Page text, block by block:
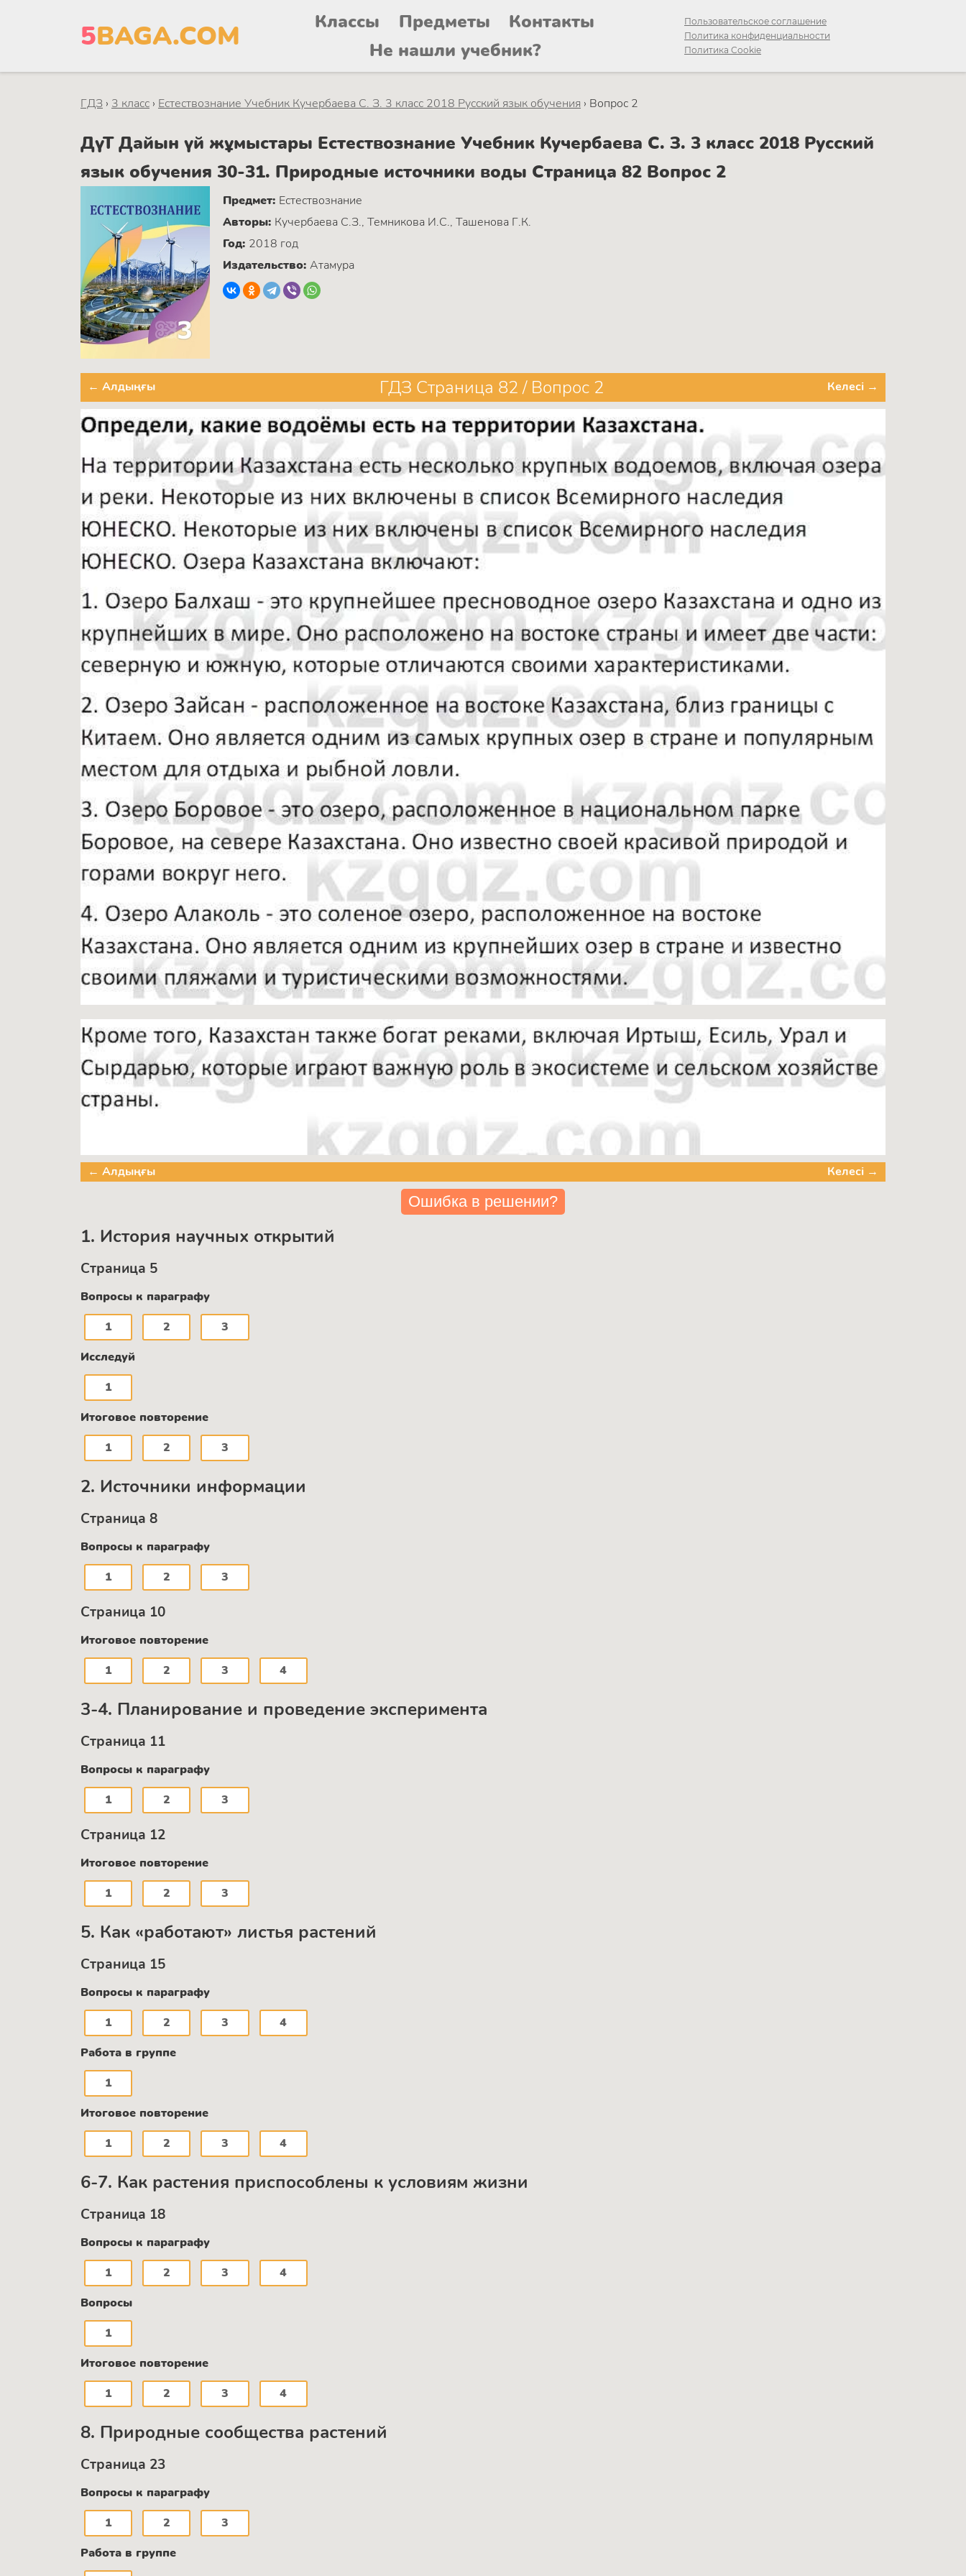
5BAGA.COM Классы Предметы
Контакты
Не нашли учебник?
Пользовательское соглашение
Политика конфиденциальности
Политика Cookie
ГДЗ › 3 класс › Естествознание Учебник Кучербаева C. З. 3 класс 2018 Русский язык обучения › Вопрос 2
ДүТ Дайын үй жұмыстары Естествознание Учебник Кучербаева C. З. 3 класс 2018 Русский
язык обучения 30-31. Природные источники воды Страница 82 Вопрос 2
Предмет: Естествознание
Авторы: Кучербаева C.З., Темникова И.С., Ташенова Г.К.
Год: 2018 год
Издательство: Атамура
← Алдыңғы ГДЗ Страница 82 / Вопрос 2 Келесі →
← Алдыңғы Келесі →
Ошибка в решении?
1. История научных открытий
Страница 5
Вопросы к параграфу
1
2
3
Исследуй
1
Итоговое повторение
1
2 3
2. Источники информации
Страница 8
Вопросы к параграфу
1
2 3
Страница 10
Итоговое повторение
1
2 3 4
3-4. Планирование и проведение эксперимента
Страница 11
Вопросы к параграфу
1
2 3
Страница 12
Итоговое повторение
1
2 3
5. Как «работают» листья растений
Страница 15
Вопросы к параграфу
1
2 3
4
Работа в группе
1
Итоговое повторение
1
2 3 4
6-7. Как растения приспособлены к условиям жизни
Страница 18
Вопросы к параграфу
1
2 3
4
Вопросы
1
Итоговое повторение
1
2 3 4
8. Природные сообщества растений
Страница 23
Вопросы к параграфу
1
2
3
Работа в группе